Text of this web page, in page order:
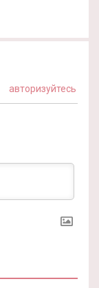
авторизуйтесь